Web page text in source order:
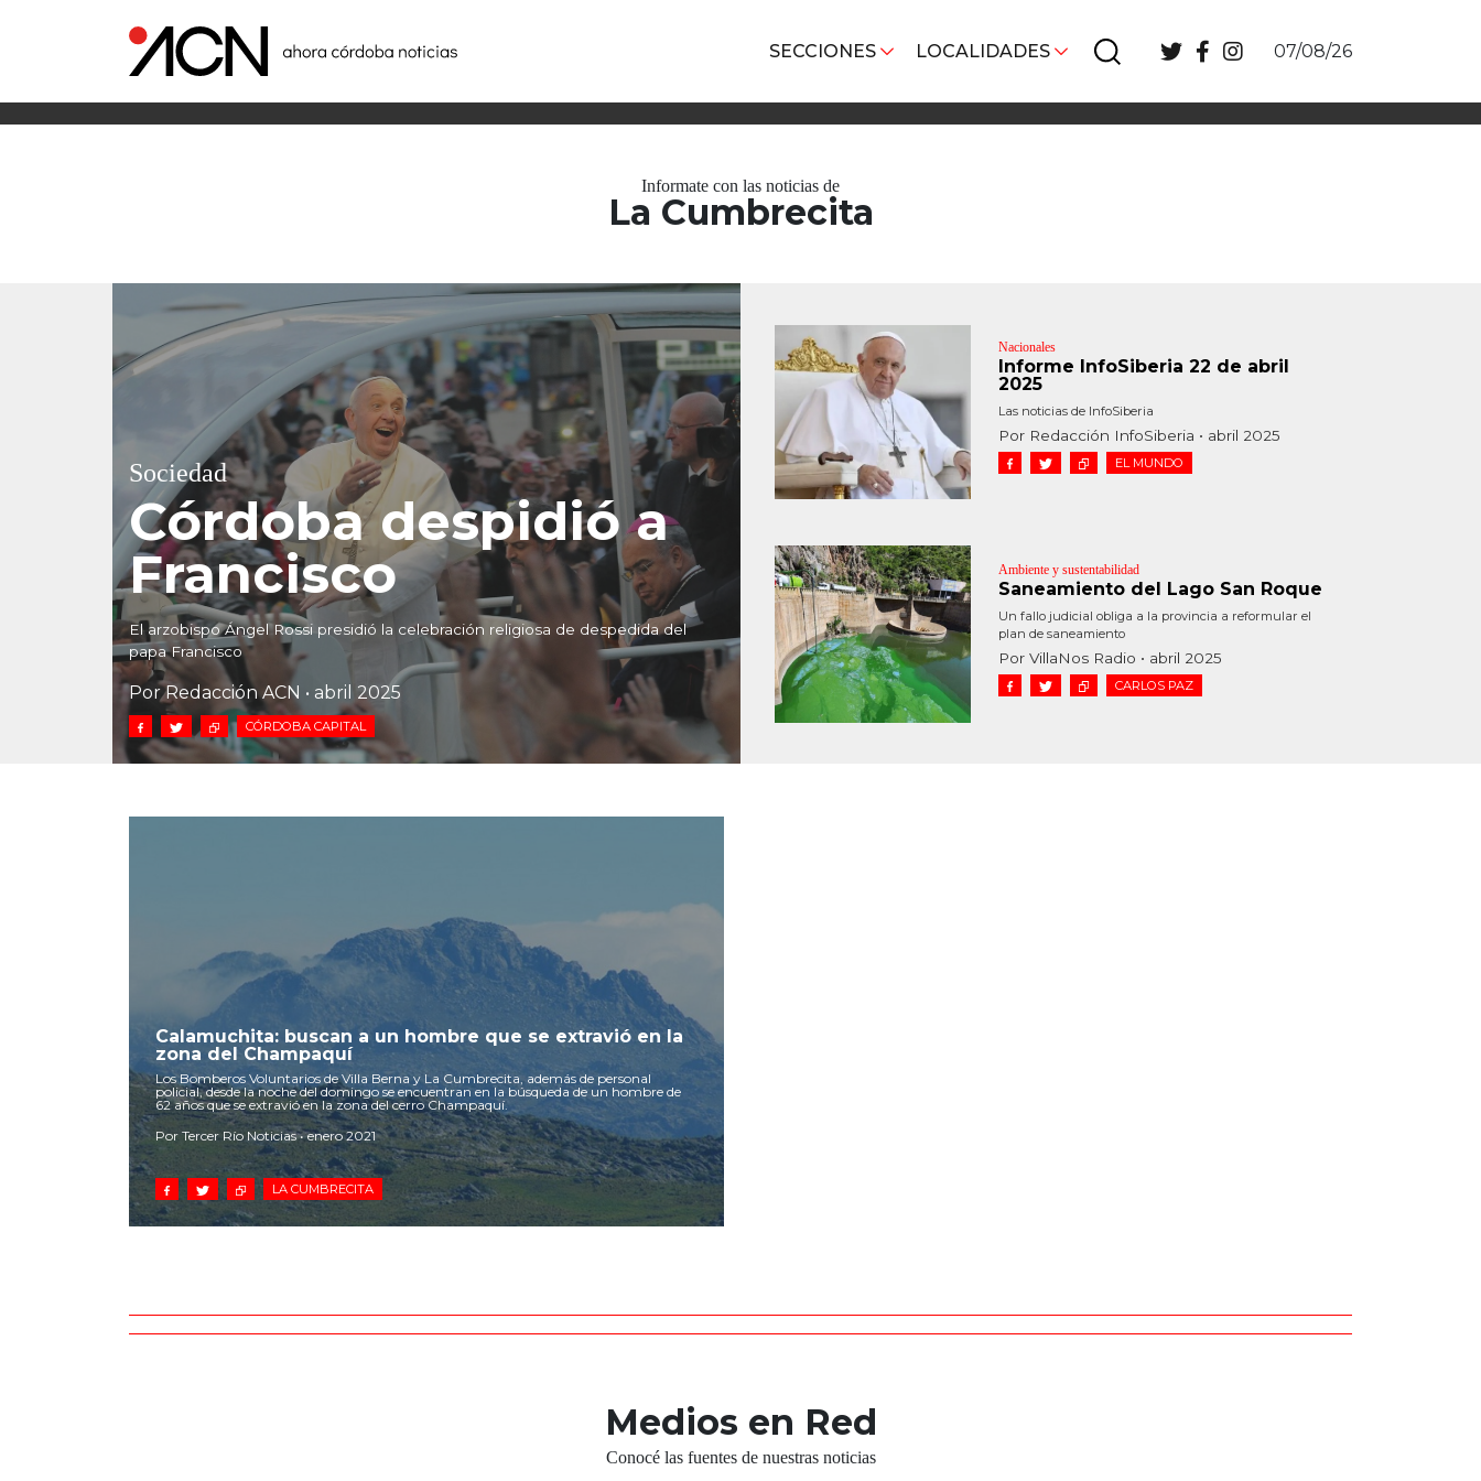
SECCIONES LOCALIDADES 07/08/26
Informate con las noticias de
La Cumbrecita
Sociedad
Córdoba despidió a
Francisco
El arzobispo Ángel Rossi presidió la celebración religiosa de despedida del
papa Francisco
Por Redacción ACN • abril 2025
CÓRDOBA CAPITAL
Nacionales
Informe InfoSiberia 22 de abril
2025
Las noticias de InfoSiberia
Por Redacción InfoSiberia • abril 2025
EL MUNDO
Ambiente y sustentabilidad
Saneamiento del Lago San Roque
Un fallo judicial obliga a la provincia a reformular el
plan de saneamiento
Por VillaNos Radio • abril 2025
CARLOS PAZ
Calamuchita: buscan a un hombre que se extravió en la
zona del Champaquí
Los Bomberos Voluntarios de Villa Berna y La Cumbrecita, además de personal
policial, desde la noche del domingo se encuentran en la búsqueda de un hombre de
62 años que se extravió en la zona del cerro Champaquí.
Por Tercer Río Noticias • enero 2021
LA CUMBRECITA
Medios en Red
Conocé las fuentes de nuestras noticias